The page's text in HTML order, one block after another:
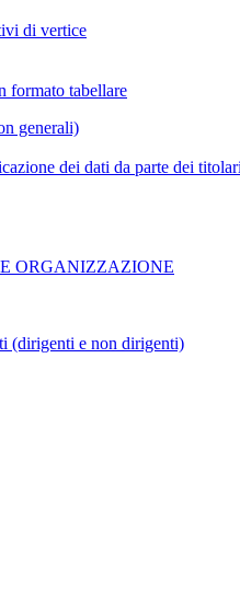
di vertice
formato tabellare
generali)
dei dati da parte dei
ORGANIZZAZIONE
(dirigenti e non dirigenti)